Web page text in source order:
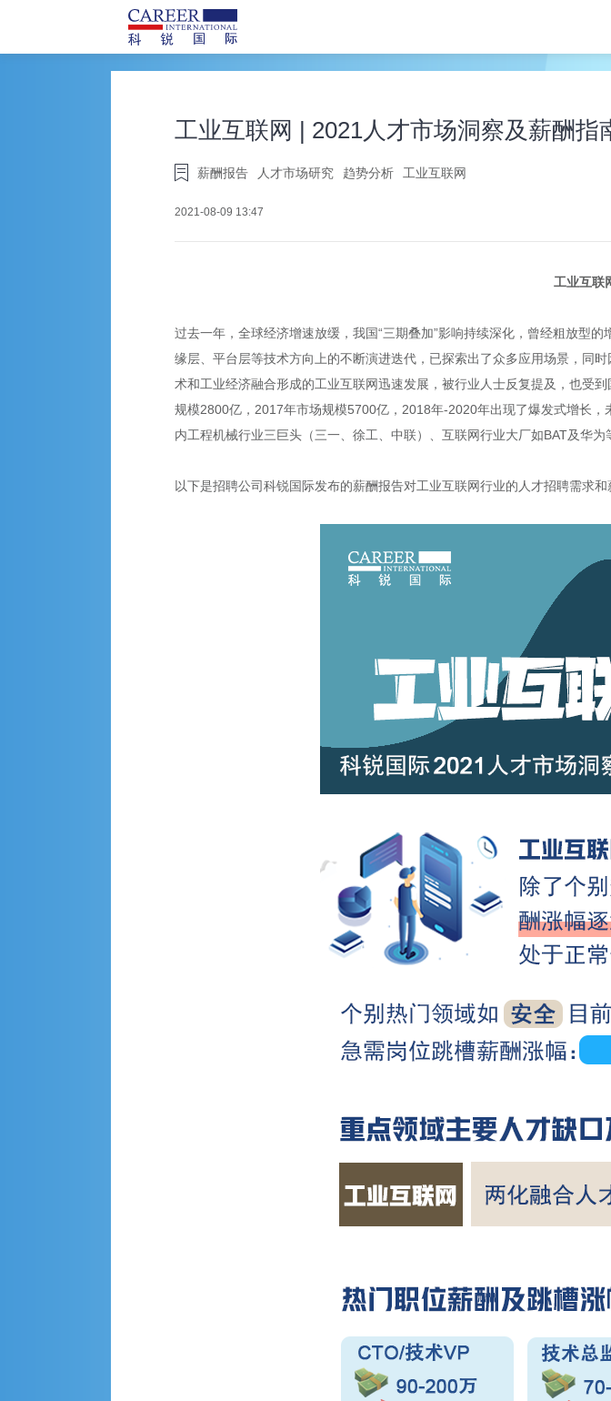
工业互联网 | 2021人才市场洞察及薪酬指
薪酬报告 人才市场研究 趋势分析 工业互联网
2021-08-09 13:47
工业互联
过去一年，全球经济增速放缓，我国“三期叠加”影响持续深化，曾经粗放型
缘层、平台层等技术方向上的不断演进迭代，已探索出了众多应用场景，同
术和工业经济融合形成的工业互联网迅速发展，被行业人士反复提及，也受
规模2800亿，2017年市场规模5700亿，2018年-2020年出现了爆发式增长
内工程机械行业三巨头（三一、徐工、中联）、互联网行业大厂如BAT及华为
以下是招聘公司科锐国际发布的薪酬报告对工业互联网行业的人才招聘需求